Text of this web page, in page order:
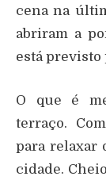
cena na
abriram a
está previsto
O que é
terraço.
para relaxar
cidade.